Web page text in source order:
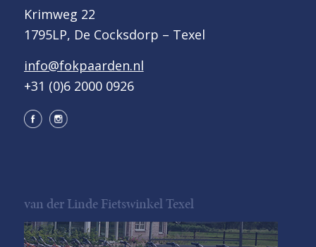
Krimweg 22
1795LP, De Cocksdorp – Texel
info@fokpaarden.nl
+31 (0)6 2000 0926
van der Linde Fietswinkel Texel